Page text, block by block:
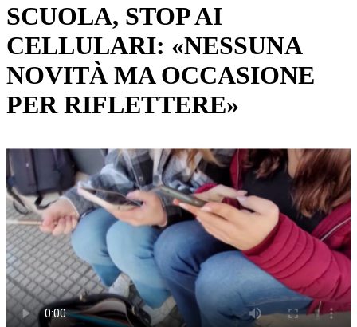
SCUOLA, STOP AI
CELLULARI: «NESSUNA
NOVITÀ MA OCCASIONE
PER RIFLETTERE»